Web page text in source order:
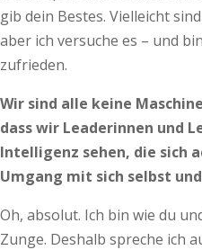
gib dein Bestes. Vielleicht
aber ich versuche es – und
zufrieden.
Wir sind alle keine
dass wir Leaderinnen und
Intelligenz sehen, die sich
Umgang mit sich selbst
Oh, absolut. Ich bin wie du
Zunge. Deshalb spreche ich